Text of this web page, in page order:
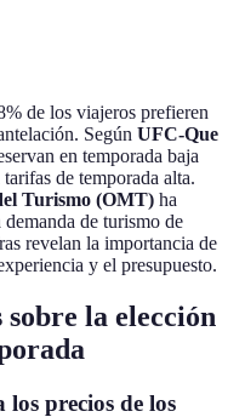
de los viajeros prefieren
Según UFC-Que
en temporada baja
de temporada alta.
Turismo (OMT) ha
de turismo de
revelan la importancia de
y el presupuesto.
la elección
precios de los